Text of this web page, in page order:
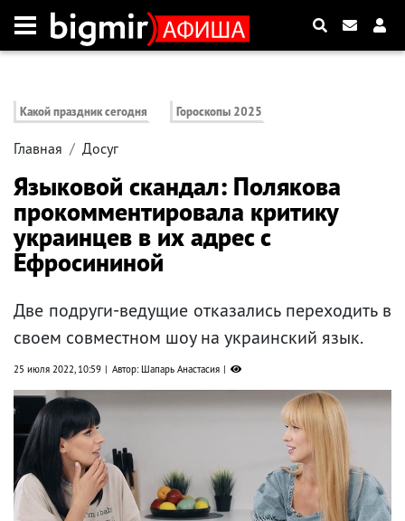
Какой праздник сегодня Гороскопы 2025
Главная Досуг
Языковой скандал: Полякова
прокомментировала критику
украинцев в их адрес с
Ефросининой
Две подруги-ведущие отказались переходить в
своем совместном шоу на украинский язык.
25 июля 2022, 10:59 Автор: Шапарь Анастасия